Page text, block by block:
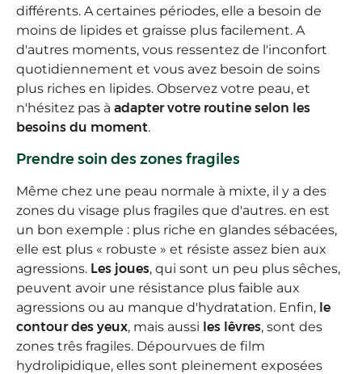
différents. A certaines périodes, elle a besoin de
moins de lipides et graisse plus facilement. A
d'autres moments, vous ressentez de l'inconfort
quotidiennement et vous avez besoin de soins
plus riches en lipides. Observez votre peau, et
n'hésitez pas à adapter votre routine selon les
besoins du moment.
Prendre soin des zones fragiles
Même chez une peau normale à mixte, il y a des
zones du visage plus fragiles que d'autres. en est
un bon exemple : plus riche en glandes sébacées,
elle est plus « robuste » et résiste assez bien aux
agressions. Les joues, qui sont un peu plus sêches,
peuvent avoir une résistance plus faible aux
agressions ou au manque d'hydratation. Enfin, le
contour des yeux, mais aussi les lêvres, sont des
zones três fragiles. Dépourvues de film
hydrolipidique, elles sont pleinement exposées